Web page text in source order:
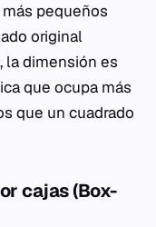
pequeños
original
la dimensión es
que ocupa más
que un cuadrado
cajas (Box-